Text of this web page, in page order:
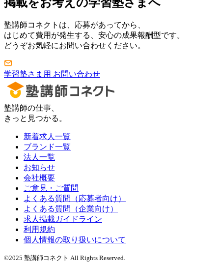
掲載をお考えの学習塾さまへ
塾講師コネクトは、応募があってから、
はじめて費用が発生する、安心の成果報酬型です。
どうぞお気軽にお問い合わせください。
学習塾さま用 お問い合わせ
塾講師の仕事、
きっと見つかる。
新着求人一覧
ブランド一覧
法人一覧
お知らせ
会社概要
ご意見・ご質問
よくある質問（応募者向け）
よくある質問（企業向け）
求人掲載ガイドライン
利用規約
個人情報の取り扱いについて
©2025 塾講師コネクト All Rights Reserved.